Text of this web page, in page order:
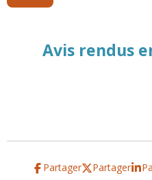
Avis rendus
Partager Partager